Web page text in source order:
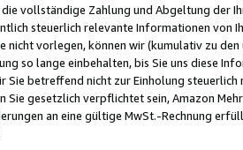
vollständige Zahlung und Abgeltung der
steuerlich relevante Informationen von
nicht vorlegen, können wir (kumulativ zu
so lange einbehalten, bis Sie uns diese
Sie betreffend nicht zur Einholung
Sie gesetzlich verpflichtet sein, Amazon
an eine gültige MwSt.-Rechnung